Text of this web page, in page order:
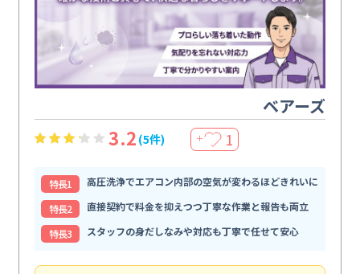
ベアーズ
3.2 (5件) ＋ 1
特⻑1
高圧洗浄でエアコン内部の空気が変わるほどきれいに
特⻑2
直接契約で料金を抑えつつ丁寧な作業と報告も両立
特⻑3
スタッフの身だしなみや対応も丁寧で任せて安心